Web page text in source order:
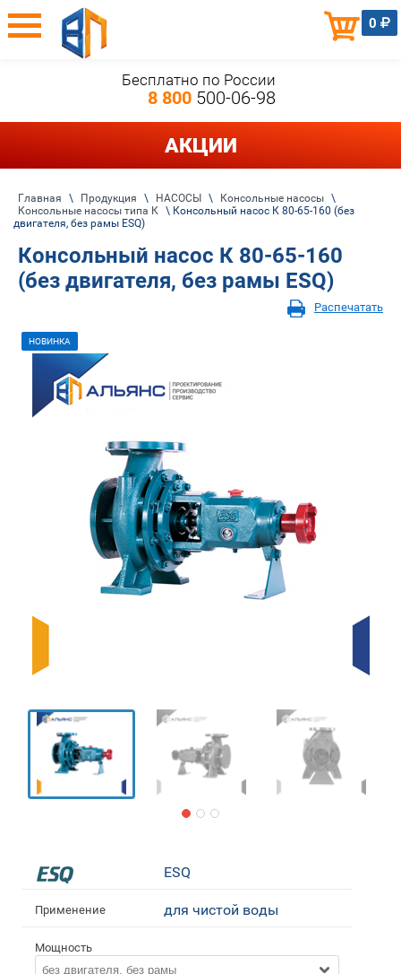
0
Бесплатно по России
8 800500-06-98
АКЦИИ
Главная \ Продукция \ НАСОСЫ \ Консольные насосы \
Консольные насосы типа К
\ Консольный насос К 80-65-160 (без
двигателя, без рамы ESQ)
Консольный насос К 80-65-160
(без двигателя, без рамы ESQ)
Распечатать
НОВИНКА
ESQ
Применение для чистой воды
Мощность
без двигателя, без рамы